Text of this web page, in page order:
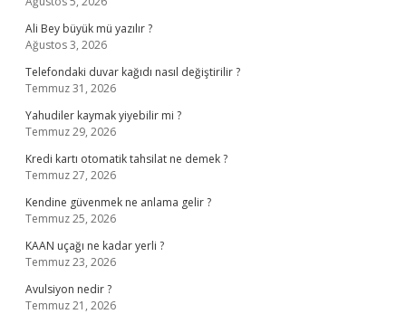
Ali Bey büyük mü yazılır ?
Ağustos 3, 2026
Telefondaki duvar kağıdı nasıl değiştirilir ?
Temmuz 31, 2026
Yahudiler kaymak yiyebilir mi ?
Temmuz 29, 2026
Kredi kartı otomatik tahsilat ne demek ?
Temmuz 27, 2026
Kendine güvenmek ne anlama gelir ?
Temmuz 25, 2026
KAAN uçağı ne kadar yerli ?
Temmuz 23, 2026
Avulsiyon nedir ?
Temmuz 21, 2026